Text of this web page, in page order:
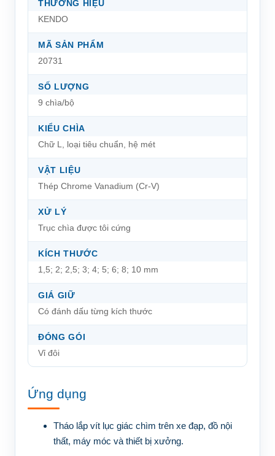
THƯƠNG HIỆU
KENDO
MÃ SẢN PHẨM
20731
SỐ LƯỢNG
9 chìa/bộ
KIỂU CHÌA
Chữ L, loại tiêu chuẩn, hệ mét
VẬT LIỆU
Thép Chrome Vanadium (Cr-V)
XỬ LÝ
Trục chìa được tôi cứng
KÍCH THƯỚC
1,5; 2; 2,5; 3; 4; 5; 6; 8; 10 mm
GIÁ GIỮ
Có đánh dấu từng kích thước
ĐÓNG GÓI
Vỉ đôi
Ứng dụng
Tháo lắp vít lục giác chìm trên xe đạp, đồ nội
thất, máy móc và thiết bị xưởng.